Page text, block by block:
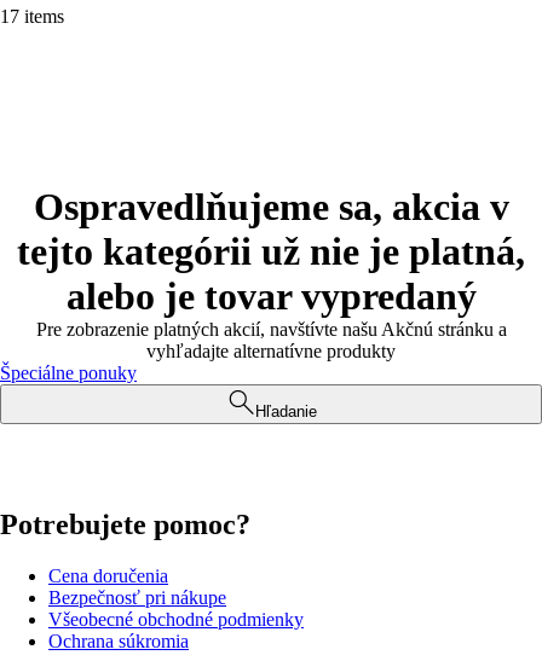
17 items
Ospravedlňujeme sa, akcia v
tejto kategórii už nie je platná,
alebo je tovar vypredaný
Pre zobrazenie platných akcií, navštívte našu Akčnú stránku a
vyhľadajte alternatívne produkty
Špeciálne ponuky
Hľadanie
Potrebujete pomoc?
Cena doručenia
Bezpečnosť pri nákupe
Všeobecné obchodné podmienky
Ochrana súkromia